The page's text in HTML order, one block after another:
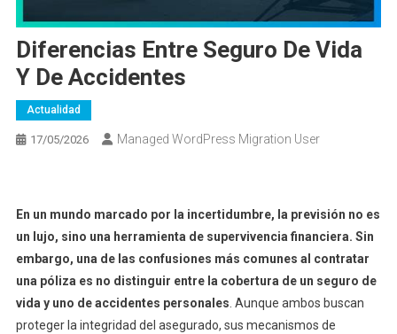
Diferencias Entre Seguro De Vida
Y De Accidentes
Actualidad
17/05/2026 Managed WordPress Migration User
En un mundo marcado por la incertidumbre, la previsión no es
un lujo, sino una herramienta de supervivencia financiera. Sin
embargo, una de las confusiones más comunes al contratar
una póliza es no distinguir entre la cobertura de un seguro de
vida y uno de accidentes personales. Aunque ambos buscan
proteger la integridad del asegurado, sus mecanismos de